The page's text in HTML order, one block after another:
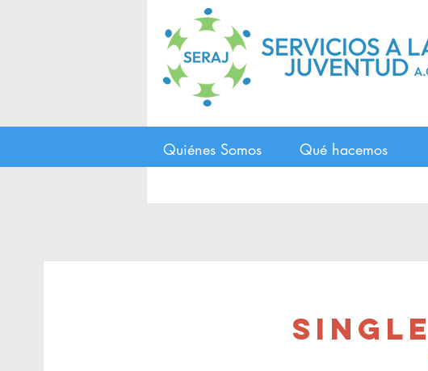
Quiénes Somos Qué hacemos